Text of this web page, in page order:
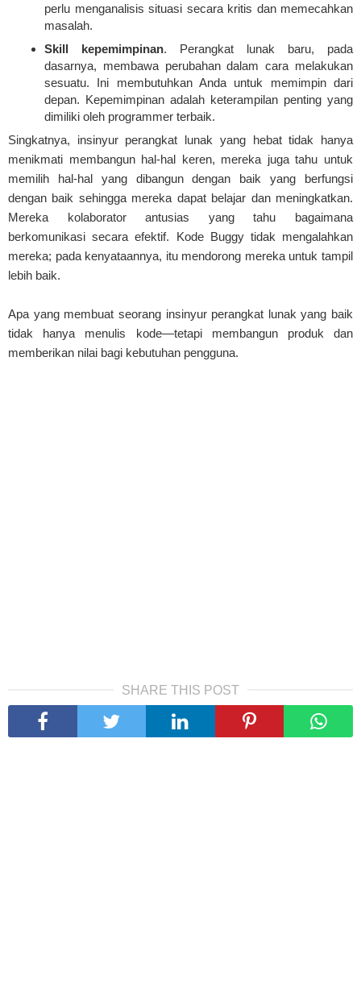
perlu menganalisis situasi secara kritis dan memecahkan
masalah.
Skill kepemimpinan. Perangkat lunak baru, pada
dasarnya, membawa perubahan dalam cara melakukan
sesuatu. Ini membutuhkan Anda untuk memimpin dari
depan. Kepemimpinan adalah keterampilan penting yang
dimiliki oleh programmer terbaik.
Singkatnya, insinyur perangkat lunak yang hebat tidak hanya
menikmati membangun hal-hal keren, mereka juga tahu untuk
memilih hal-hal yang dibangun dengan baik yang berfungsi
dengan baik sehingga mereka dapat belajar dan meningkatkan.
Mereka kolaborator antusias yang tahu bagaimana
berkomunikasi secara efektif. Kode Buggy tidak mengalahkan
mereka; pada kenyataannya, itu mendorong mereka untuk tampil
lebih baik.
Apa yang membuat seorang insinyur perangkat lunak yang baik
tidak hanya menulis kode—tetapi membangun produk dan
memberikan nilai bagi kebutuhan pengguna.
SHARE THIS POST